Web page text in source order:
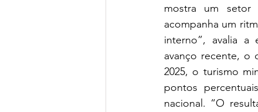
mostra um setor
acompanha um
interno”, avalia a
avanço recente, o
2025, o turismo
pontos
nacional. “O